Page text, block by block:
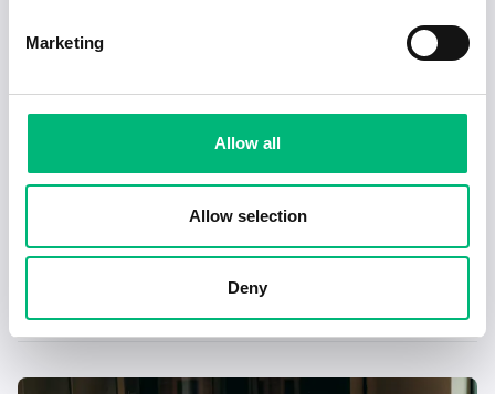
Marketing
Allow all
Allow selection
Deny
MÄLARENERGI AB
Senaste publiceringarna i Jobbnytt